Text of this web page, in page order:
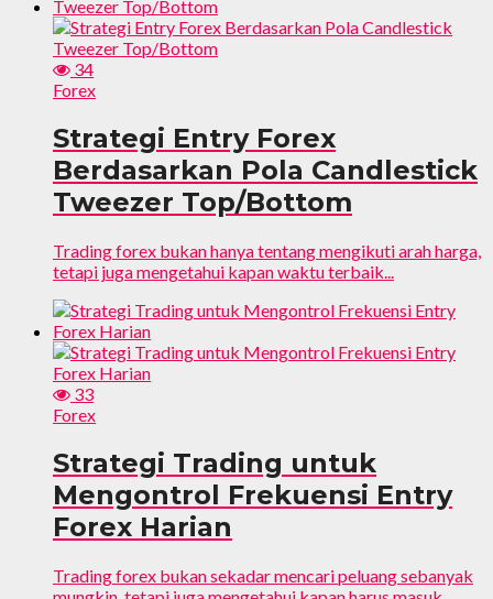
34
Forex
Strategi Entry Forex
Berdasarkan Pola Candlestick
Tweezer Top/Bottom
Trading forex bukan hanya tentang mengikuti arah harga,
tetapi juga mengetahui kapan waktu terbaik...
33
Forex
Strategi Trading untuk
Mengontrol Frekuensi Entry
Forex Harian
Trading forex bukan sekadar mencari peluang sebanyak